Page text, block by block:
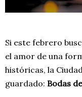
Si este febrero
el amor de una
históricas, la
guardado: Bodas